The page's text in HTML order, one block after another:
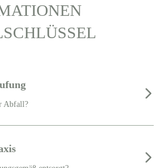
Abfall?